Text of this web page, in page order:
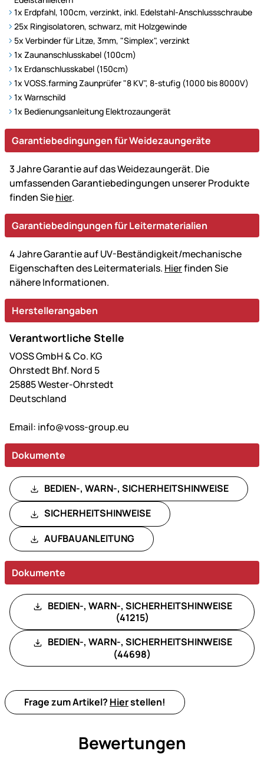
1x Erdpfahl, 100cm, verzinkt, inkl. Edelstahl-Anschlussschraube
25x Ringisolatoren, schwarz, mit Holzgewinde
5x Verbinder für Litze, 3mm, "Simplex", verzinkt
1x Zaunanschlusskabel (100cm)
1x Erdanschlusskabel (150cm)
1x VOSS.farming Zaunprüfer "8 KV", 8-stufig (1000 bis 8000V)
1x Warnschild
1x Bedienungsanleitung Elektrozaungerät
Garantiebedingungen für Weidezaungeräte
3 Jahre Garantie auf das Weidezaungerät. Die
umfassenden Garantiebedingungen unserer Produkte
finden Siehier.
Garantiebedingungen für Leitermaterialien
4 Jahre Garantie auf UV-Beständigkeit/mechanische
Eigenschaften des Leitermaterials. Hierfinden Sie
nähere Informationen.
Herstellerangaben
Verantwortliche Stelle
VOSS GmbH & Co. KG
Ohrstedt Bhf. Nord 5
25885 Wester-Ohrstedt
Deutschland
Email: info@voss-group.eu
Dokumente
BEDIEN-, WARN-, SICHERHEITSHINWEISE
SICHERHEITSHINWEISE
AUFBAUANLEITUNG
Dokumente
BEDIEN-, WARN-, SICHERHEITSHINWEISE
(41215)
BEDIEN-, WARN-, SICHERHEITSHINWEISE
(44698)
Frage zum Artikel? Hierstellen!
Bewertungen